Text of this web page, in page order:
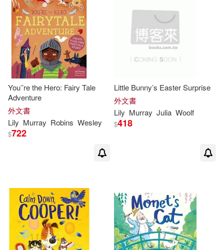
You’’re the Hero: Fairy Tale
Adventure
外文書
Lily Murray Robins Wesley
$722
Little Bunny’s Easter Surprise
外文書
Lily Murray Julia Woolf
$418